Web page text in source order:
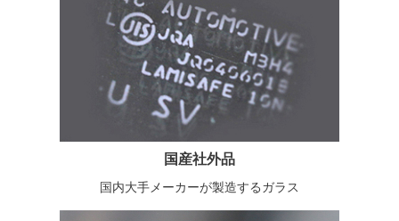
国産社外品
国内大手メーカーが製造するガラス